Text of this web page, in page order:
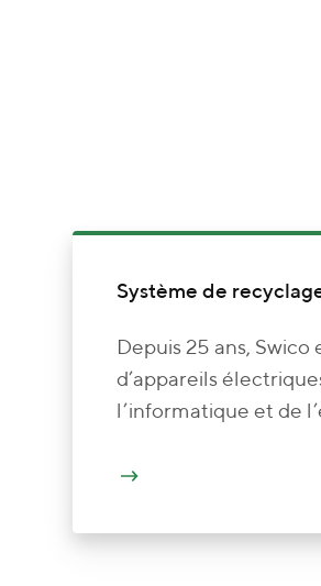
Système de
Depuis 25 ans,
d’appareils
l’informatique et de